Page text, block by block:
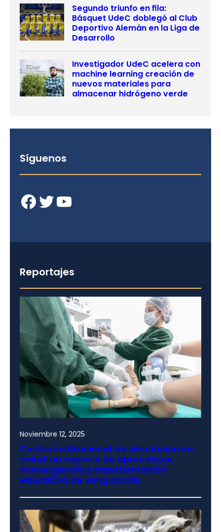
Segundo triunfo en fila:
Básquet UdeC doblegó al Club
Deportivo Alemán en la Liga de
Desarrollo
Investigador UdeC acelera con
machine learning creación de
nuevos materiales para
almacenar hidrógeno verde
Síguenos
Facebook Twitter YouTube
Reportajes
Noviembre 12, 2025
Centro institucional de simulación en
salud: un espacio de aprendizaje,
convergencia y transformación
educativa de vanguardia